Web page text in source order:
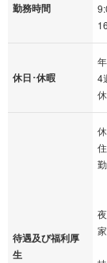
勤務時間
休日･休暇
4
待遇及び福利厚
生